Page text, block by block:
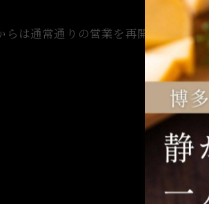
らは通常通りの営業を再開致します。